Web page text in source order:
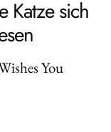
Katze sich
You